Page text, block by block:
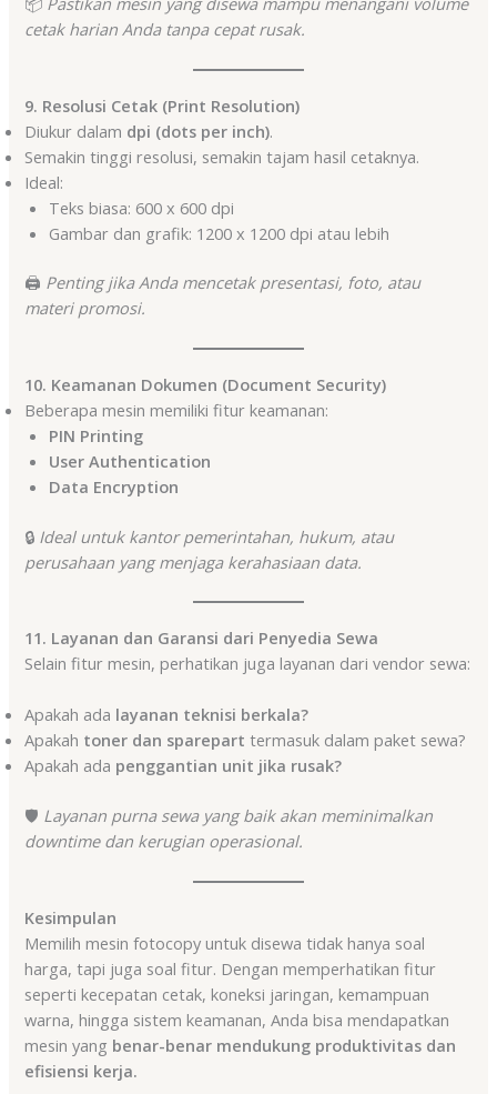
cetak harian Anda tanpa cepat rusak.
9. Resolusi Cetak (Print Resolution)
Diukur dalam dpi (dots per inch).
Semakin tinggi resolusi, semakin tajam hasil cetaknya.
Ideal:
Teks biasa: 600 x 600 dpi
Gambar dan grafik: 1200 x 1200 dpi atau lebih
🖨️ Penting jika Anda mencetak presentasi, foto, atau
materi promosi.
10. Keamanan Dokumen (Document Security)
Beberapa mesin memiliki fitur keamanan:
PIN Printing
User Authentication
Data Encryption
🔒 Ideal untuk kantor pemerintahan, hukum, atau
perusahaan yang menjaga kerahasiaan data.
11. Layanan dan Garansi dari Penyedia Sewa
Selain fitur mesin, perhatikan juga layanan dari vendor sewa:
Apakah ada layanan teknisi berkala?
Apakah toner dan sparepart termasuk dalam paket sewa?
Apakah ada penggantian unit jika rusak?
🛡️ Layanan purna sewa yang baik akan meminimalkan
downtime dan kerugian operasional.
Kesimpulan
Memilih mesin fotocopy untuk disewa tidak hanya soal
harga, tapi juga soal fitur. Dengan memperhatikan fitur
seperti kecepatan cetak, koneksi jaringan, kemampuan
warna, hingga sistem keamanan, Anda bisa mendapatkan
mesin yang benar-benar mendukung produktivitas dan
efisiensi kerja.